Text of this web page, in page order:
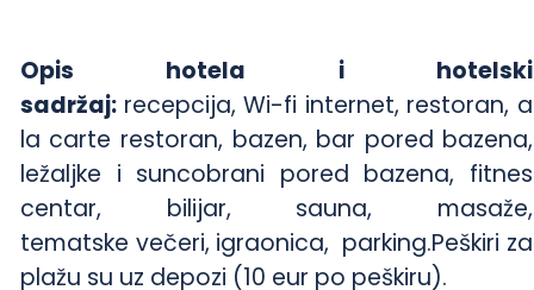
Opis hotela i hotelski
sadržaj: recepcija, Wi-fi internet, restoran, a
la carte restoran, bazen, bar pored bazena,
ležaljke i suncobrani pored bazena, fitnes
centar, bilijar, sauna, masaže,
tematske večeri, igraonica, parking.Peškiri za
plažu su uz depozi (10 eur po peškiru).